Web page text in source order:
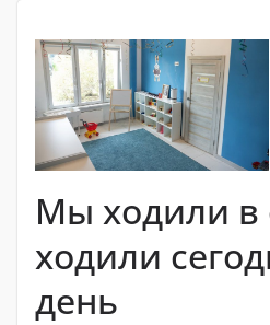
Мы ходили в
ходили
день